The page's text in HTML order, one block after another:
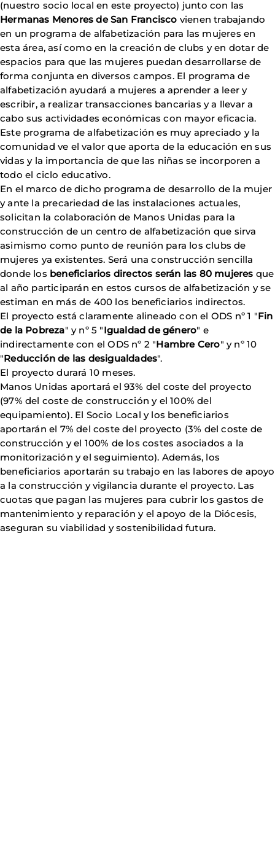
(nuestro socio local en este proyecto) junto con las
Hermanas Menores de San Francisco vienen trabajando
en un programa de alfabetización para las mujeres en
esta área, así como en la creación de clubs y en dotar de
espacios para que las mujeres puedan desarrollarse de
forma conjunta en diversos campos. El programa de
alfabetización ayudará a mujeres a aprender a leer y
escribir, a realizar transacciones bancarias y a llevar a
cabo sus actividades económicas con mayor eficacia.
Este programa de alfabetización es muy apreciado y la
comunidad ve el valor que aporta de la educación en sus
vidas y la importancia de que las niñas se incorporen a
todo el ciclo educativo.
En el marco de dicho programa de desarrollo de la mujer
y ante la precariedad de las instalaciones actuales,
solicitan la colaboración de Manos Unidas para la
construcción de un centro de alfabetización que sirva
asimismo como punto de reunión para los clubs de
mujeres ya existentes. Será una construcción sencilla
donde los beneficiarios directos serán las 80 mujeres que
al año participarán en estos cursos de alfabetización y se
estiman en más de 400 los beneficiarios indirectos.
El proyecto está claramente alineado con el ODS nº 1 "Fin
de la Pobreza" y nº 5 "Igualdad de género" e
indirectamente con el ODS nº 2 "Hambre Cero" y nº 10
"Reducción de las desigualdades".
El proyecto durará 10 meses.
Manos Unidas aportará el 93% del coste del proyecto
(97% del coste de construcción y el 100% del
equipamiento). El Socio Local y los beneficiarios
aportarán el 7% del coste del proyecto (3% del coste de
construcción y el 100% de los costes asociados a la
monitorización y el seguimiento). Además, los
beneficiarios aportarán su trabajo en las labores de apoyo
a la construcción y vigilancia durante el proyecto. Las
cuotas que pagan las mujeres para cubrir los gastos de
mantenimiento y reparación y el apoyo de la Diócesis,
aseguran su viabilidad y sostenibilidad futura.